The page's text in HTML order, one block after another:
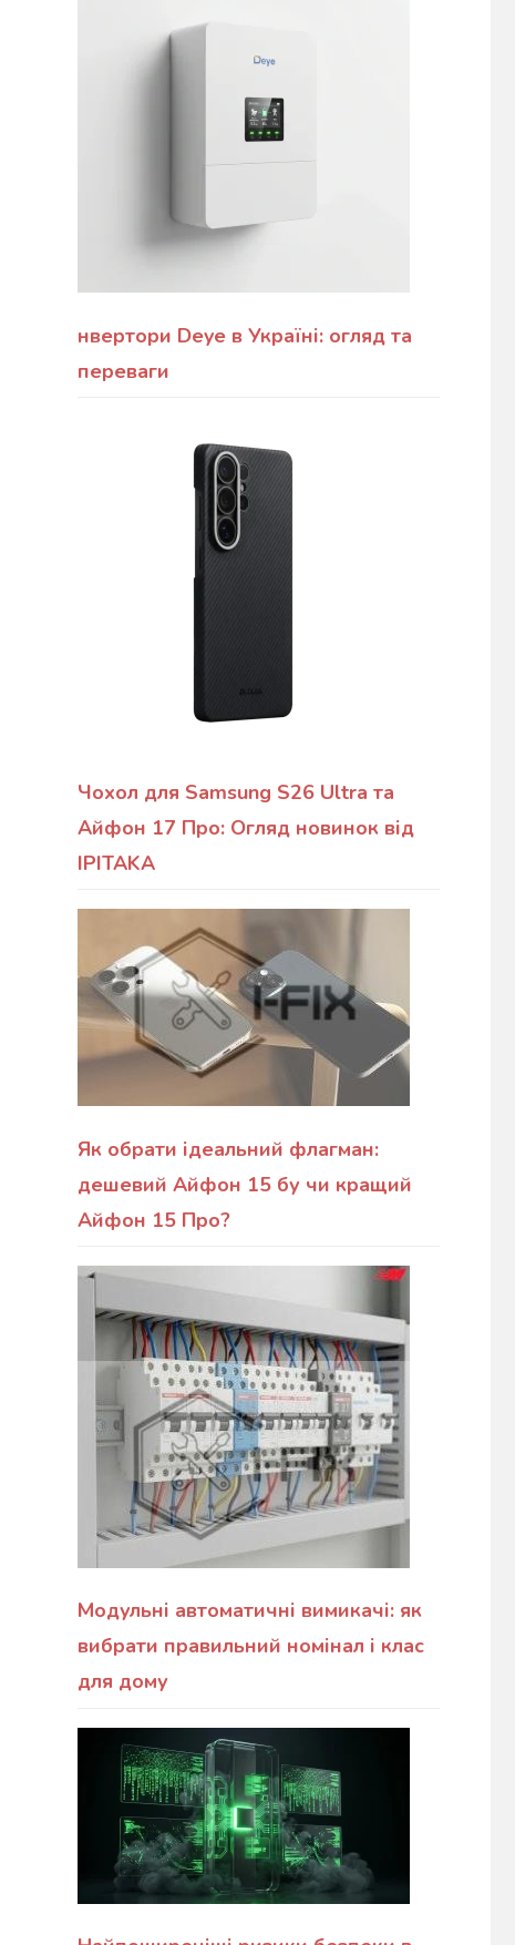
нвертори Deye в Україні: огляд та
переваги
Чохол для Samsung S26 Ultra та
Айфон 17 Про: Огляд новинок від
IPITAKA
Як обрати ідеальний флагман:
дешевий Айфон 15 бу чи кращий
Айфон 15 Про?
Модульні автоматичні вимикачі: як
вибрати правильний номінал і клас
для дому